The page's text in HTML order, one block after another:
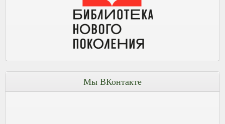
Мы ВКонтакте